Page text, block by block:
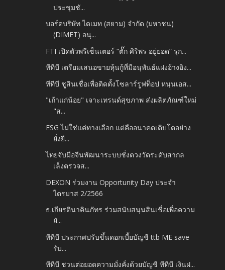
ประชุมชั...
บอร์ดบริษัท ไดเมท (สยาม) จำกัด (มหาชน)
(DIMET) อนุ...
FTI เปิดตัวพรีเซ็นเตอร์ “ตั๊ก ศิริพร อยู่ยอด” รุก...
ทีทีบี เตรียมเสนอขายหุ้นกู้ที่มีอนุพันธ์แฝงอ้างอิง...
ทีทีบี ชูสินเชื่อเพื่อติดตั้งโซลาร์รูฟท็อป หนุนเอส...
"เถ้าแก่น้อย" เจาะเทรนด์สุขภาพ ส่งผลิตภัณฑ์ใหม่
"ส...
ESG ไม่ใช่แค่ทางเลือก แต่คืออนาคตเติบโตอย่าง
ยั่งยื...
ไทยจับมือจีนพัฒนาระบบชั่งตวงวัดระดับสากล
เล็งตรวจส...
DEXON ร่วมงาน Opportunity Day ประจำ
ไตรมาส 2/2566
ธ.เกียรตินาคินภัทร ร่วมสนับสนุนสินเชื่อเพื่อความ
ยั...
ทีทีบี ประกาศปรับขึ้นดอกเบี้ยบัญชี ttb ME save
รับ...
ทีทีบี ชวนต่อยอดความมั่งคั่งด้วยบัญชี ทีทีบี เงินฝ...